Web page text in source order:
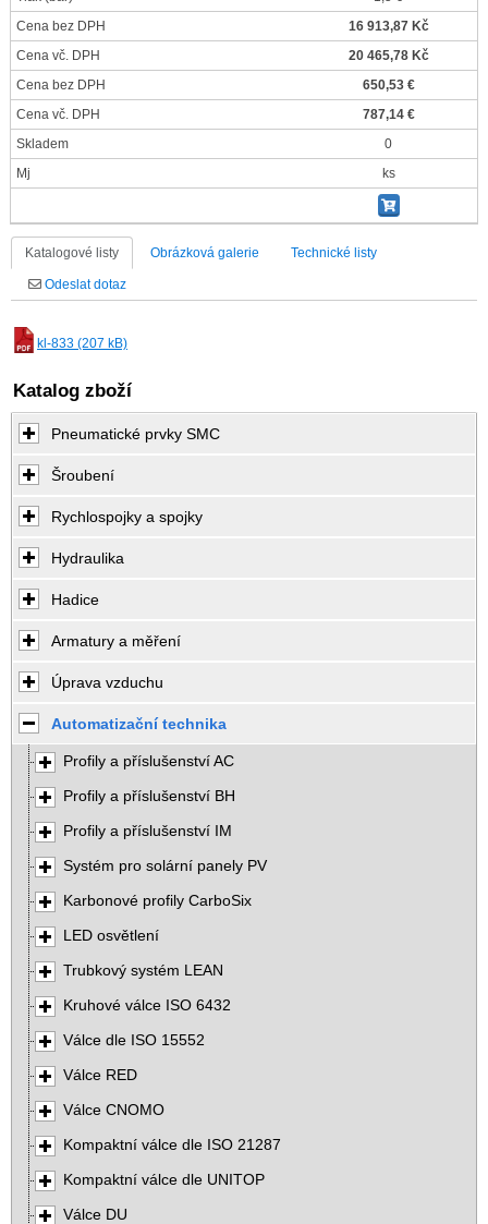
Cena bez DPH
16 913,87 Kč
Cena vč. DPH
20 465,78 Kč
Cena bez DPH
650,53 €
Cena vč. DPH
787,14 €
Skladem
0
Mj
ks
Katalogové listy Obrázková galerie Technické listy
Odeslat dotaz
kl-833 (207 kB)
Katalog zboží
Pneumatické prvky SMC
Šroubení
Rychlospojky a spojky
Hydraulika
Hadice
Armatury a měření
Úprava vzduchu
Automatizační technika
Profily a příslušenství AC
Profily a příslušenství BH
Profily a příslušenství IM
Systém pro solární panely PV
Karbonové profily CarboSix
LED osvětlení
Trubkový systém LEAN
Kruhové válce ISO 6432
Válce dle ISO 15552
Válce RED
Válce CNOMO
Kompaktní válce dle ISO 21287
Kompaktní válce dle UNITOP
Válce DU